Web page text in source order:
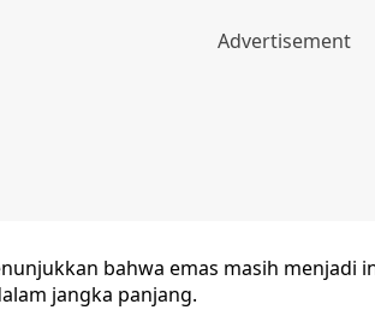
bahwa emas masih menjadi
jangka panjang.